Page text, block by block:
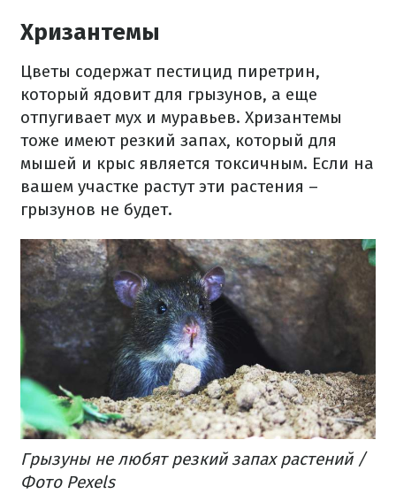
Хризантемы
Цветы содержат пестицид пиретрин,
который ядовит для грызунов, а еще
отпугивает мух и муравьев. Хризантемы
тоже имеют резкий запах, который для
мышей и крыс является токсичным. Если на
вашем участке растут эти растения –
грызунов не будет.
Грызуны не любят резкий запах растений /
Фото Pexels